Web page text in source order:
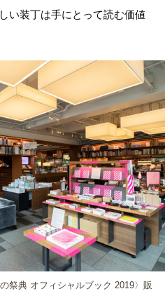
い装丁は手にとって読む価値
祭典 オフィシャルブック 2019〉販